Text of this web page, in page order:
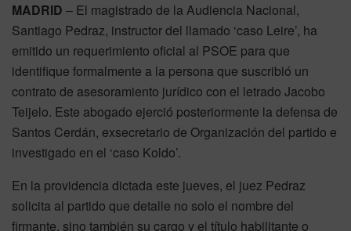
MADRID – El magistrado de la Audiencia Nacional,
Santiago Pedraz, instructor del llamado ‘caso Leire’, ha
emitido un requerimiento oficial al PSOE para que
identifique formalmente a la persona que suscribió un
contrato de asesoramiento jurídico con el letrado Jacobo
Teijelo. Este abogado ejerció posteriormente la defensa de
Santos Cerdán, exsecretario de Organización del partido e
investigado en el ‘caso Koldo’.
En la providencia dictada este jueves, el juez Pedraz
solicita al partido que detalle no solo el nombre del
firmante, sino también su cargo y el título habilitante o